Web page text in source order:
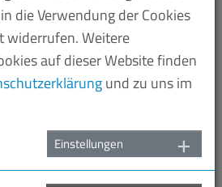
Mittelpunkt. Der
und Künstler lebt in Berlin
studiert.
arbeitet die
2021 an einer
Hierzu gehören
Entwicklung in allen
die Verwendung der Cookies
widerrufen. Weitere
auf dieser Website finden
und zu uns im
Einstellungen